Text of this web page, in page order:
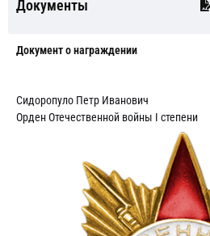
Документы
Документ о награждении
Сидоропуло Петр Иванович
Орден Отечественной войны I степени